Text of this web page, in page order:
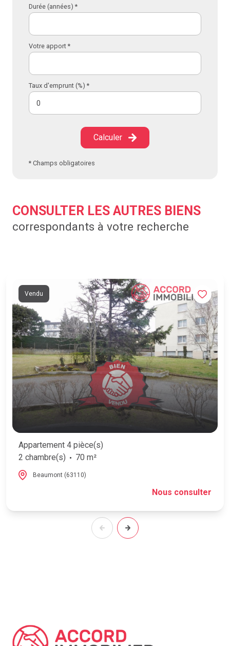
Durée (années) *
Votre apport *
Taux d'emprunt (%) *
Calculer
* Champs obligatoires
CONSULTER LES AUTRES BIENS
correspondants à votre recherche
Vendu
Appartement 4 pièce(s)
2 chambre(s)
70 m²
Beaumont (63110)
Nous consulter